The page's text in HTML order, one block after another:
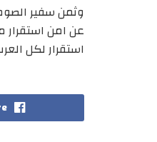
وثمن سفير
عن امن
استقرار لكل